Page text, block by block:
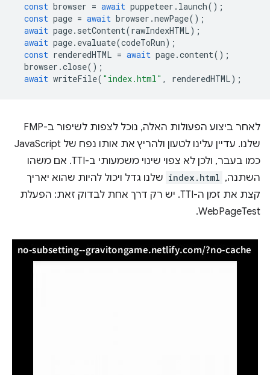
const browser = await puppeteer . launch();
const page = await browser .newPage();
await page. setContent(rawIndexHTML);
await page. evaluate(codeToRun);
const renderedHTML = await page.content();
browser .close();
await writeFile( "index.html" , renderedHTML);
לאחר ביצוע הפעולות האלה, נוכל לצפות לשיפור ב-FMP
שלנו. עדיין עלינו לטעון ולהריץ את אותו נפח של JavaScript
כמו בעבר, ולכן לא צפוי שינוי משמעותי ב-TTI. אם משהו
השתנה, index.html שלנו גדל ויכול להיות שהוא יאריך
קצת את זמן ה-TTI. יש רק דרך אחת לבדוק זאת: הפעלת
WebPageTest.